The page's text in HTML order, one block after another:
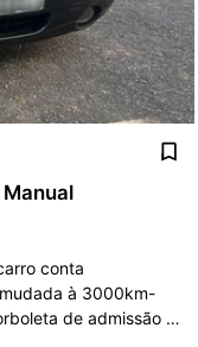
Manual
conta
à 3000km-
de admissão …